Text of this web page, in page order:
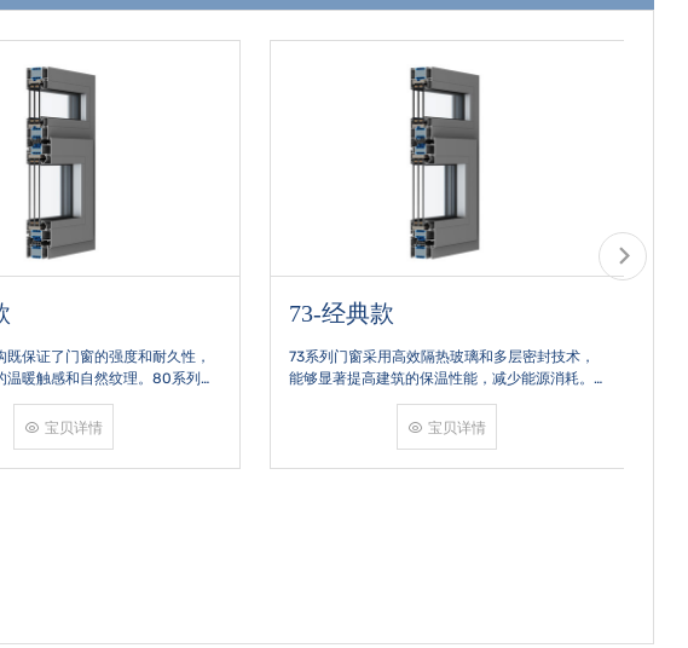
73-经典款
73系列门窗采用高效隔热玻璃和多层密封技术，
能够显著提高建筑的保温性能，减少能源消耗。
通过特殊隔音玻璃的应用，73系列门窗能够有效
降低外界噪音的传入，提升室内环境的宁静度。
对环境的影响，符合绿色建筑
70-经典款
经典款70系列‌是型材截面宽度为‌70mm‌的系统
窗产品，属于主流窄边框设计，适用于对隔音
隔热、密封性能有较高要求的住宅场景，如高
公寓、临街房屋或寒冷地区。该系列门窗通常
件，能有效阻隔热